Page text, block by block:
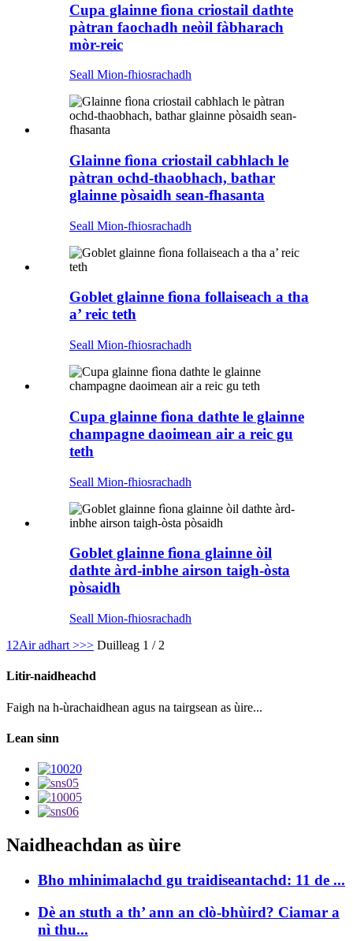
Cupa glainne fìona criostail dathte
pàtran faochadh neòil fàbharach
mòr-reic
Seall Mion-fhiosrachadh
Glainne fìona criostail cabhlach le
pàtran ochd-thaobhach, bathar
glainne pòsaidh sean-fhasanta
Seall Mion-fhiosrachadh
Goblet glainne fìona follaiseach a tha
a’ reic teth
Seall Mion-fhiosrachadh
Cupa glainne fìona dathte le glainne
champagne daoimean air a reic gu
teth
Seall Mion-fhiosrachadh
Goblet glainne fìona glainne òil
dathte àrd-inbhe airson taigh-òsta
pòsaidh
Seall Mion-fhiosrachadh
1 2Air adhart >>> Duilleag 1 / 2
Litir-naidheachd
Faigh na h-ùrachaidhean agus na tairgsean as ùire...
Lean sinn
Naidheachdan as ùire
Bho mhinimalachd gu traidiseantachd: 11 de ...
Dè an stuth a th’ ann an clò-bhùird? Ciamar a
nì thu...